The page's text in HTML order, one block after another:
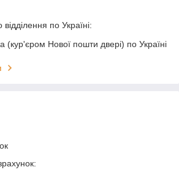
по Україні:
(кур'єром Нової пошти двері) по Україні